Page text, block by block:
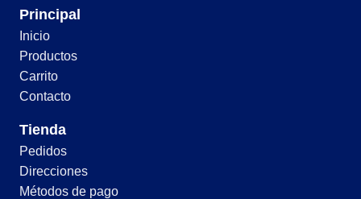
Principal
Inicio
Productos
Carrito
Contacto
Tienda
Pedidos
Direcciones
Métodos de pago